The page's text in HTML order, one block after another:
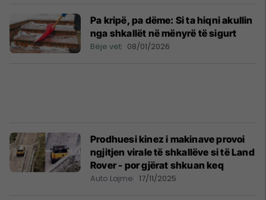
Pa kripë, pa dëme: Si ta hiqni akullin
nga shkallët në mënyrë të sigurt
Bëje vet 08/01/2026
Prodhuesi kinez i makinave provoi
ngjitjen virale të shkallëve si të Land
Rover - por gjërat shkuan keq
Auto Lajme 17/11/2025